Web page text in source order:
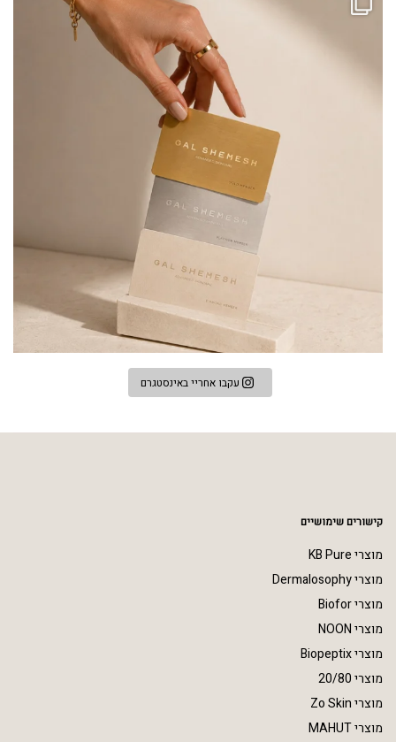
עקבו אחריי באינסטגרם
קישורים שימושיים
מוצרי KB Pure
מוצרי Dermalosophy
מוצרי Biofor
מוצרי NOON
מוצרי Biopeptix
מוצרי 20/80
מוצרי Zo Skin
מוצרי MAHUT